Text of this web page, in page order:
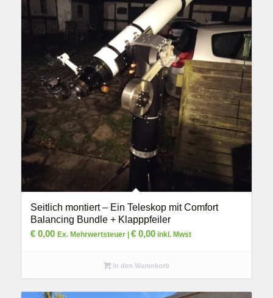
Seitlich montiert – Ein Teleskop mit Comfort
Balancing Bundle + Klapppfeiler
€0,00 Ex. Mehrwertsteuer | €0,00inkl. Mwst
In den Warenkorb